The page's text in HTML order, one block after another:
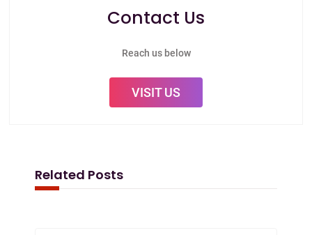
Contact Us
Reach us below
VISIT US
Related Posts